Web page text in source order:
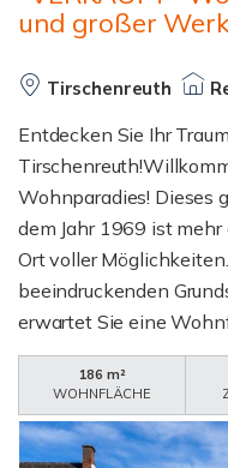
und großer
Tirschenreuth
Entdecken Sie Ihr
Wohnparadies! Dieses
dem Jahr 1969 ist
Ort voller
beeindruckenden
erwartet Sie eine
Quadratmetern, dazu
Quadratmetern.Perfekt
darunter 5
bietet dieses Haus den
186 m²
WOHNFLÄCHE